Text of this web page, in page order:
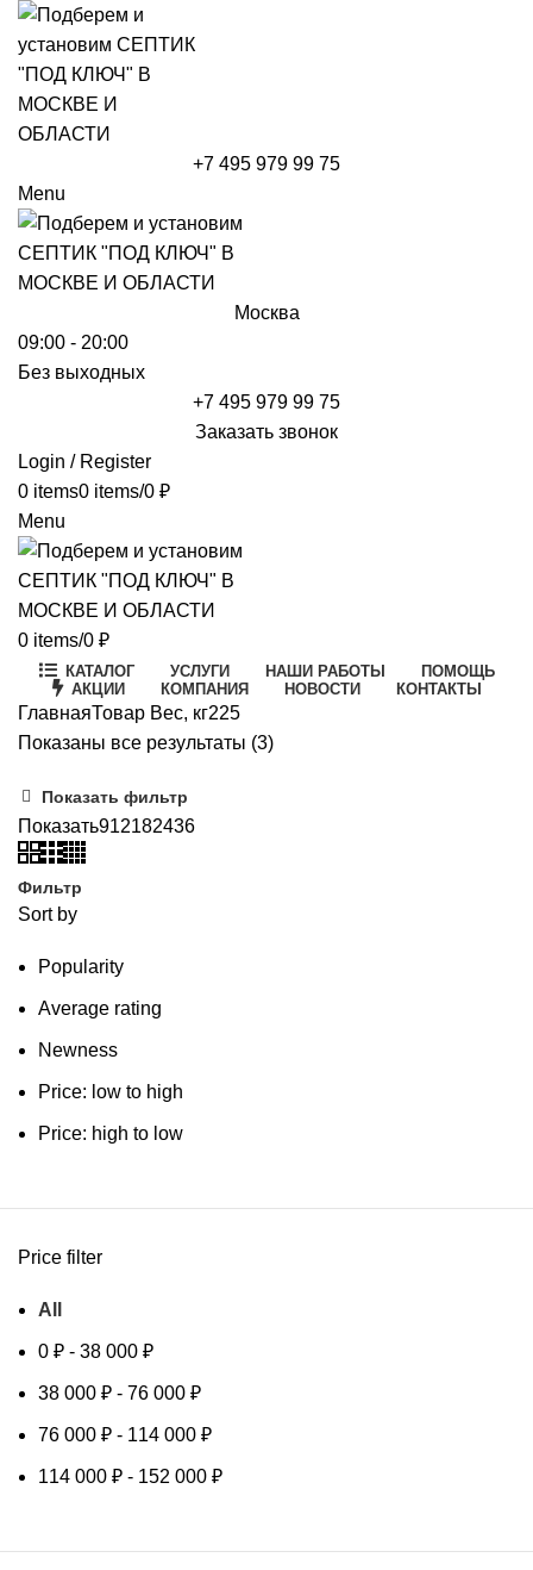
+7 495 979 99 75
Menu
Москва
09:00 - 20:00
Без выходных
+7 495 979 99 75
Заказать звонок
Login / Register
0 items0 items/0 ₽
Menu
0 items/0 ₽
КАТАЛОГ УСЛУГИ НАШИ РАБОТЫ
ПОМОЩЬ
АКЦИИ
КОМПАНИЯ НОВОСТИ КОНТАКТЫ
ГлавнаяТовар Вес, кг225
Показаны все результаты (3)Цены:
Показать фильтр
Показать912182436
Фильтр
Sort by
Popularity
Average rating
Newness
Price: low to high
Price: high to low
Price filter
All
0 ₽ - 38 000 ₽
38 000 ₽ - 76 000 ₽
76 000 ₽ - 114 000 ₽
114 000 ₽ - 152 000 ₽